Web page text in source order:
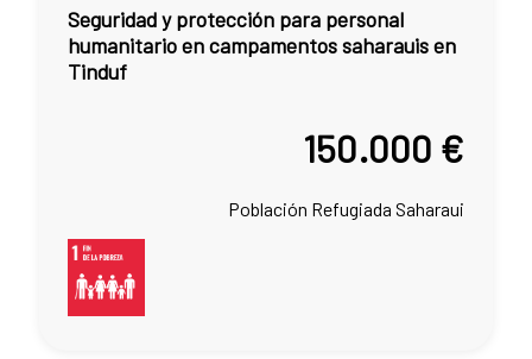
Seguridad y protección para personal
humanitario en campamentos saharauis en
Tinduf
150.000 €
Población Refugiada Saharaui